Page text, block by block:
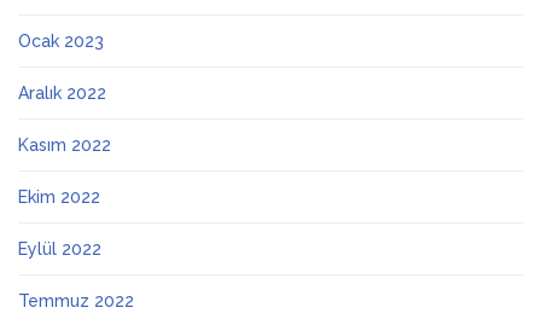
Ocak 2023
Aralık 2022
Kasım 2022
Ekim 2022
Eylül 2022
Temmuz 2022